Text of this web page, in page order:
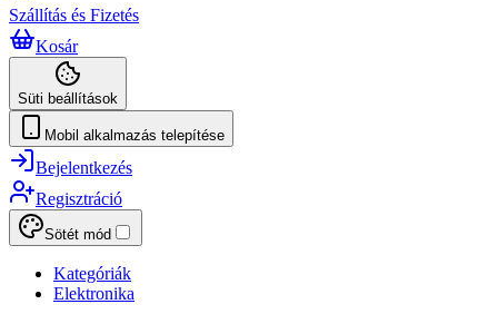
Szállítás és Fizetés
Kosár
Süti beállítások
Mobil alkalmazás telepítése
Bejelentkezés
Regisztráció
Sötét mód
Kategóriák
Elektronika